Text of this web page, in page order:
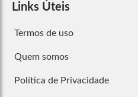
Links Úteis
Termos de uso
Quem somos
Política de Privacidade